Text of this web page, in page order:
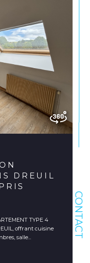
CONTACT
DREUIL
TYPE 4
offrant cuisine
salle...